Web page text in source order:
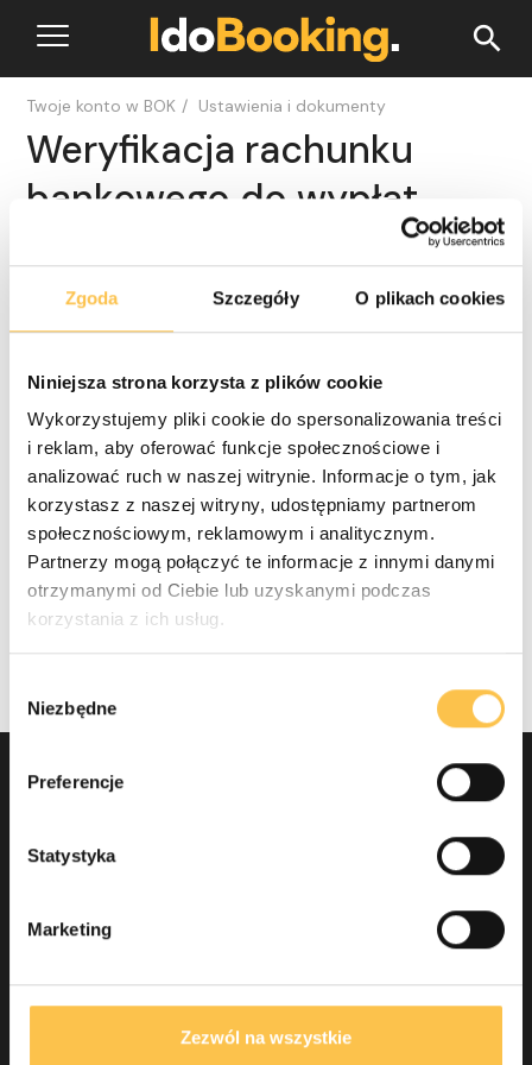
Zgoda Szczegóły O plikach cookies
Niniejsza strona korzysta z plików cookie
Wykorzystujemy pliki cookie do spersonalizowania treści
i reklam, aby oferować funkcje społecznościowe i
analizować ruch w naszej witrynie. Informacje o tym, jak
korzystasz z naszej witryny, udostępniamy partnerom
społecznościowym, reklamowym i analitycznym.
Partnerzy mogą połączyć te informacje z innymi danymi
otrzymanymi od Ciebie lub uzyskanymi podczas
korzystania z ich usług.
zgody
Niezbędne
Preferencje
Statystyka
Marketing
Zezwól na wszystkie
search
Twoje konto w BOK / Ustawienia i dokumenty
Weryfikacja rachunku
bankowego do wypłat
wideo
Nie znalazłeś odpowiedzi na
pytanie?
Skontaktuj się z Działem
IdoBooking